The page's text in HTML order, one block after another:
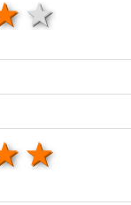
4 stars
stars
4 stars
stars